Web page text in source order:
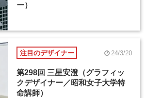
ー）
注目のデザイナー 24/3/20
第298回 三星安澄（グラフィッ
クデザイナー／昭和女子大学特
命講師）